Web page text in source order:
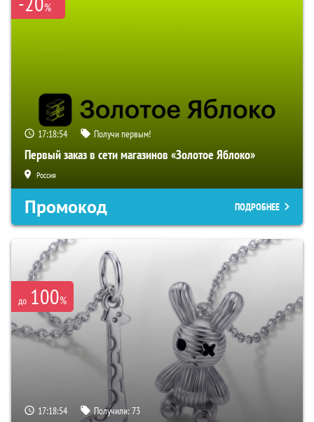
%
17:18:53 Получи первым!
Первый заказ в сети магазинов «Золотое Яблоко»
Россия
Промокод ПОДРОБНЕЕ
до 100%
17:18:53 Получили:73